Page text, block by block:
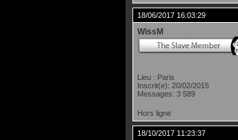
18/06/2017 16:03:29
WissM
Lieu : Paris
Inscrit(e): 20/02/2015
Messages: 3 589
Hors ligne
18/10/2017 11:23:37